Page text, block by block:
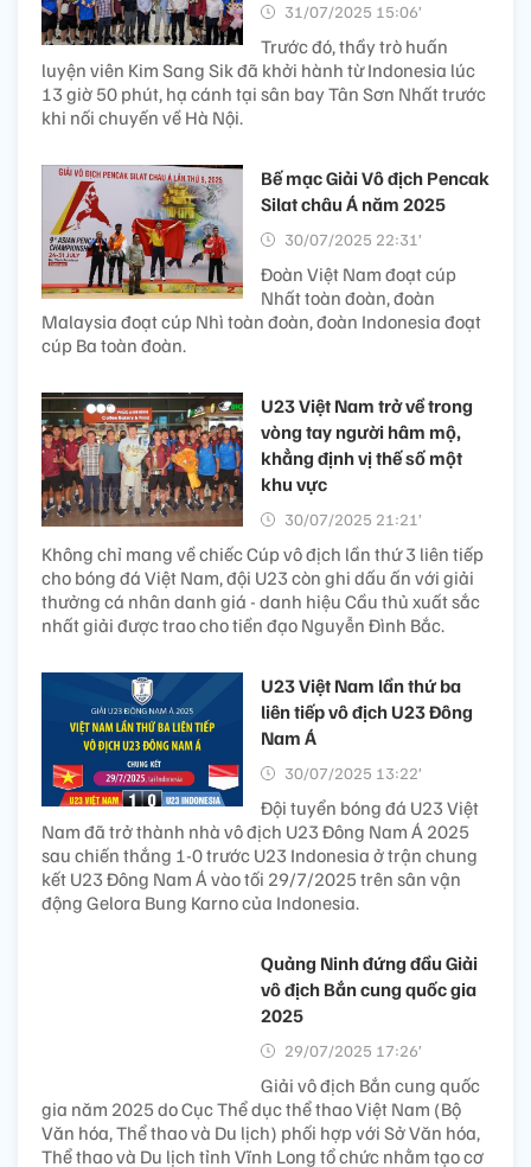
31/07/2025 15:06’
Trước đó, thầy trò huấn
luyện viên Kim Sang Sik đã khởi hành từ Indonesia lúc
13 giờ 50 phút, hạ cánh tại sân bay Tân Sơn Nhất trước
khi nối chuyến về Hà Nội.
Bế mạc Giải Vô địch Pencak
Silat châu Á năm 2025
30/07/2025 22:31’
Đoàn Việt Nam đoạt cúp
Nhất toàn đoàn, đoàn
Malaysia đoạt cúp Nhì toàn đoàn, đoàn Indonesia đoạt
cúp Ba toàn đoàn.
U23 Việt Nam trở về trong
vòng tay người hâm mộ,
khẳng định vị thế số một
khu vực
30/07/2025 21:21’
Không chỉ mang về chiếc Cúp vô địch lần thứ 3 liên tiếp
cho bóng đá Việt Nam, đội U23 còn ghi dấu ấn với giải
thưởng cá nhân danh giá - danh hiệu Cầu thủ xuất sắc
nhất giải được trao cho tiền đạo Nguyễn Đình Bắc.
U23 Việt Nam lần thứ ba
liên tiếp vô địch U23 Đông
Nam Á
30/07/2025 13:22’
Đội tuyển bóng đá U23 Việt
Nam đã trở thành nhà vô địch U23 Đông Nam Á 2025
sau chiến thắng 1-0 trước U23 Indonesia ở trận chung
kết U23 Đông Nam Á vào tối 29/7/2025 trên sân vận
động Gelora Bung Karno của Indonesia.
Quảng Ninh đứng đầu Giải
vô địch Bắn cung quốc gia
2025
29/07/2025 17:26’
Giải vô địch Bắn cung quốc
gia năm 2025 do Cục Thể dục thể thao Việt Nam (Bộ
Văn hóa, Thể thao và Du lịch) phối hợp với Sở Văn hóa,
Thể thao và Du lịch tỉnh Vĩnh Long tổ chức nhằm tạo cơ